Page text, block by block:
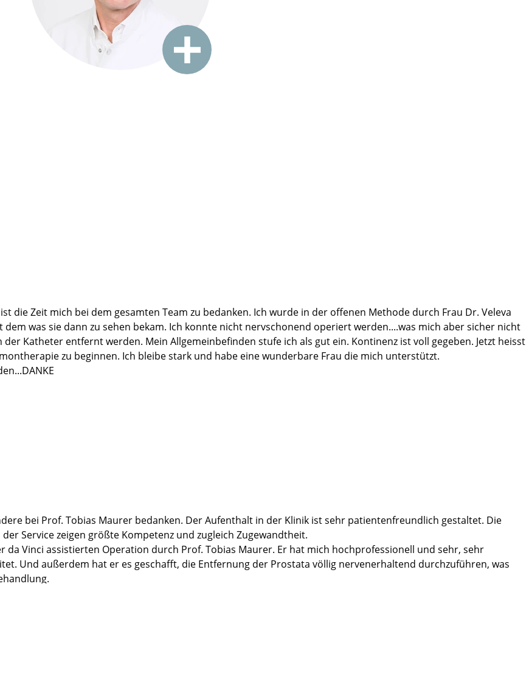
die Zeit mich bei dem gesamten Team zu bedanken. Ich wurde in der offenen Methode durch Frau Dr. Veleva
was sie dann zu sehen bekam. Ich konnte nicht nervschonend operiert werden....was mich aber sicher nicht
Katheter entfernt werden. Mein Allgemeinbefinden stufe ich als gut ein. Kontinenz ist voll gegeben. Jetzt heisst
zu beginnen. Ich bleibe stark und habe eine wunderbare Frau die mich unterstützt.
bei Prof. Tobias Maurer bedanken. Der Aufenthalt in der Klinik ist sehr patientenfreundlich gestaltet. Die
Service zeigen größte Kompetenz und zugleich Zugewandtheit.
Vinci assistierten Operation durch Prof. Tobias Maurer. Er hat mich hochprofessionell und sehr, sehr
Und außerdem hat er es geschafft, die Entfernung der Prostata völlig nervenerhaltend durchzuführen, was
beim Gesundwerden unterstützt. Und nun, drei Monate nach der OP, habe ich das Gefühl, bereits bei